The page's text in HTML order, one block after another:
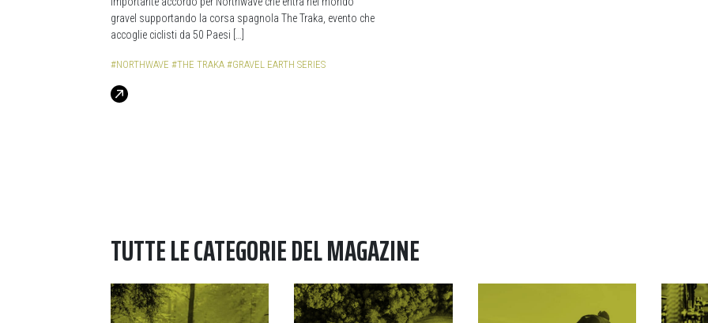
gravel supportando la corsa spagnola The Traka, evento che
accoglie ciclisti da 50 Paesi […]
#NORTHWAVE #THE TRAKA #GRAVEL EARTH SERIES
TUTTE LE CATEGORIE DEL MAGAZINE